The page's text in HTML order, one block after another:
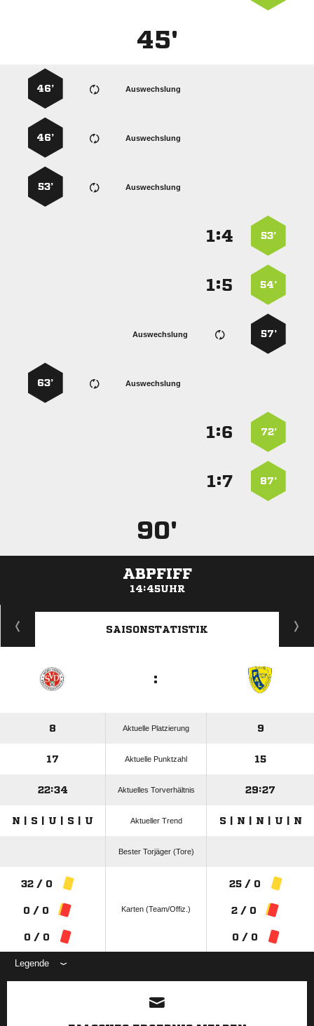
45'
Auswechslung
46’
Auswechslung
46’
Auswechslung
53’
53’
:
54’
:
57’
Auswechslung
Auswechslung
63’
72’
:
87’
:
90'
ABPFIFF
14:45UHR
ANZEIGE
SAISONSTATISTIK
:
8 Aktuelle Platzierung 9
17 Aktuelle Punktzahl 15
22:34 Aktuelles Torverhältnis 29:27
N | S | U | S | U Aktueller Trend S | N | N | U | N
Bester Torjäger (Tore)
32 / 0
0 / 0
0 / 0
Karten (Team/Offiz.)
25 / 0
2 / 0
0 / 0
Legende
ANZEIGE